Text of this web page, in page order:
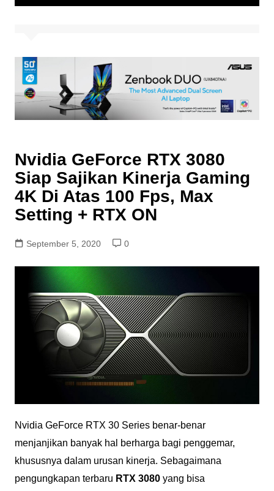
Nvidia GeForce RTX 3080
Siap Sajikan Kinerja Gaming
4K Di Atas 100 Fps, Max
Setting + RTX ON
September 5, 2020 0
Nvidia GeForce RTX 30 Series benar-benar
menjanjikan banyak hal berharga bagi penggemar,
khususnya dalam urusan kinerja. Sebagaimana
pengungkapan terbaru RTX 3080yang bisa